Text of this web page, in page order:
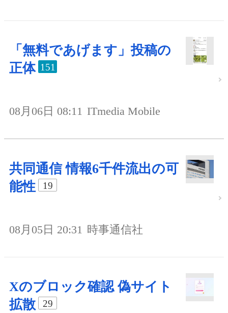
「無料であげます」投稿の
正体 151
08月06日 08:11 ITmedia Mobile
共同通信 情報6千件流出の可
能性
19
08月05日 20:31 時事通信社
Xのブロック確認 偽サイト
拡散
29